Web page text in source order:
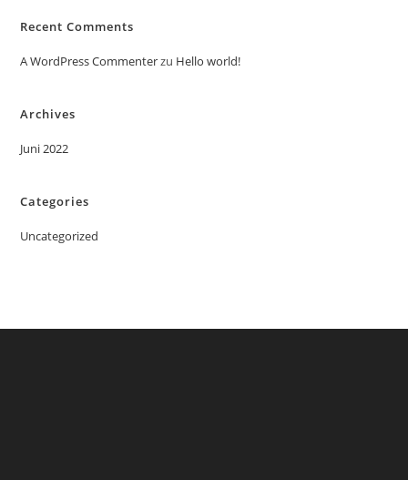
Recent Comments
A WordPress Commenterzu Hello world!
Archives
Juni 2022
Categories
Uncategorized